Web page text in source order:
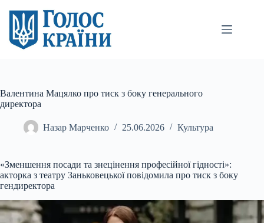
вмісту
Валентина Мацялко про тиск з боку генерального
директора
Назар Марченко 25.06.2026 Культура
«Зменшення посади та знецінення професійної гідності»:
акторка з театру Заньковецької повідомила про тиск з боку
гендиректора